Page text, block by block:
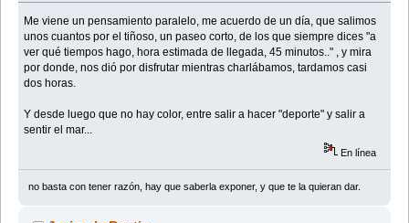
Me viene un pensamiento paralelo, me acuerdo de un día, que salimos
unos cuantos por el tiñoso, un paseo corto, de los que siempre dices "a
ver qué tiempos hago, hora estimada de llegada, 45 minutos.." , y mira
por donde, nos dió por disfrutar mientras charlábamos, tardamos casi
dos horas.
Y desde luego que no hay color, entre salir a hacer "deporte" y salir a
sentir el mar...
En línea
no basta con tener razón, hay que saberla exponer, y que te la quieran dar.